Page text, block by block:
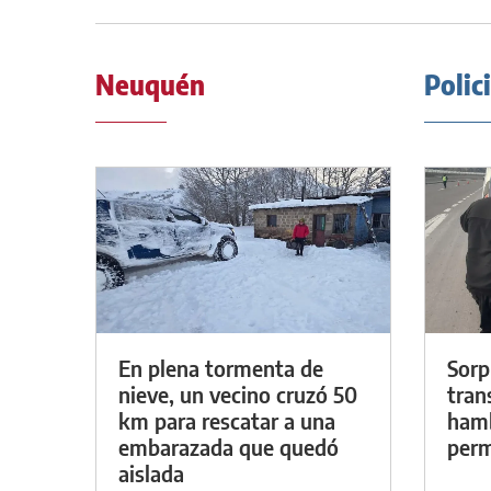
Neuquén
En plena tormenta de
nieve, un vecino cruzó 50
km para rescatar a una
embarazada que quedó
aislada